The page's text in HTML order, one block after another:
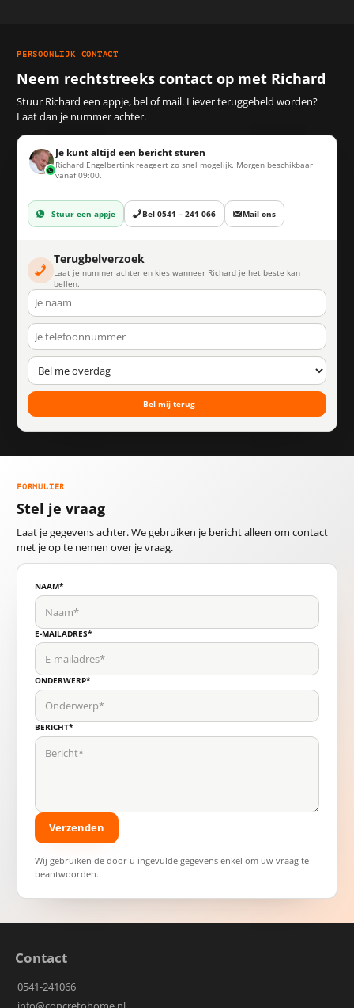
PERSOONLIJK CONTACT
Neem rechtstreeks contact op met Richard
Stuur Richard een appje, bel of mail. Liever teruggebeld worden?
Laat dan je nummer achter.
Je kunt altijd een bericht sturen
Richard Engelbertink reageert zo snel mogelijk. Morgen beschikbaar
vanaf 09:00.
Stuur een appje Bel 0541 – 241 066 Mail ons
Terugbelverzoek
Laat je nummer achter en kies wanneer Richard je het beste kan
bellen.
FORMULIER
Stel je vraag
Laat je gegevens achter. We gebruiken je bericht alleen om contact
met je op te nemen over je vraag.
NAAM*
E-MAILADRES*
ONDERWERP*
BERICHT*
Wij gebruiken de door u ingevulde gegevens enkel om uw vraag te
beantwoorden.
Contact
0541-241066